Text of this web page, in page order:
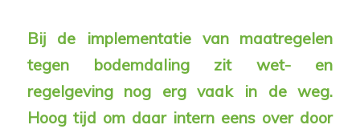
Bij de implementatie van maatregelen
tegen bodemdaling zit wet- en
regelgeving nog erg vaak in de weg.
Hoog tijd om daar intern eens over door